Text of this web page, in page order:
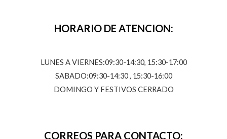
HORARIO DE ATENCION:
LUNES A VIERNES:09:30-14:30, 15:30-17:00
SABADO:09:30-14:30 , 15:30-16:00
DOMINGO Y FESTIVOS CERRADO
CORREOS PARA CONTACTO: